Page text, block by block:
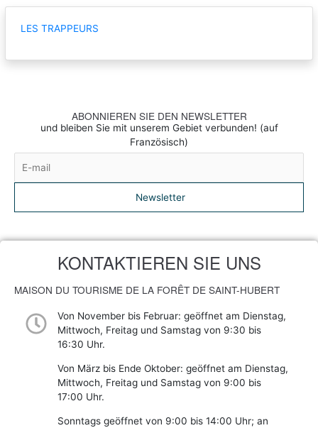
LES TRAPPEURS
ABONNIEREN SIE DEN NEWSLETTER
und bleiben Sie mit unserem Gebiet verbunden! (auf
Französisch)
Newsletter
KONTAKTIEREN SIE UNS
MAISON DU TOURISME DE LA FORÊT DE SAINT-HUBERT
Von November bis Februar: geöffnet am Dienstag,
Mittwoch, Freitag und Samstag von 9:30 bis
16:30 Uhr.
Von März bis Ende Oktober: geöffnet am Dienstag,
Mittwoch, Freitag und Samstag von 9:00 bis
17:00 Uhr.
Sonntags geöffnet von 9:00 bis 14:00 Uhr; an